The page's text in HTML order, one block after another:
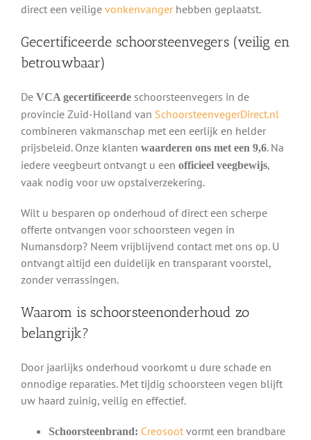
direct een veilige vonkenvangerhebben geplaatst.
Gecertificeerde schoorsteenvegers (veilig en
betrouwbaar)
De VCA gecertificeerdeschoorsteenvegers in de
provincie Zuid-Holland van SchoorsteenvegerDirect.nl
combineren vakmanschap met een eerlijk en helder
prijsbeleid. Onze klanten waarderen ons met een 9,6. Na
iedere veegbeurt ontvangt u een officieel veegbewijs,
vaak nodig voor uw opstalverzekering.
Wilt u besparen op onderhoud of direct een scherpe
offerte ontvangen voor schoorsteen vegen in
Numansdorp? Neem vrijblijvend contact met ons op. U
ontvangt altijd een duidelijk en transparant voorstel,
zonder verrassingen.
Waarom is schoorsteenonderhoud zo
belangrijk?
Door jaarlijks onderhoud voorkomt u dure schade en
onnodige reparaties. Met tijdig schoorsteen vegen blijft
uw haard zuinig, veilig en effectief.
Schoorsteenbrand: Creosootvormt een brandbare